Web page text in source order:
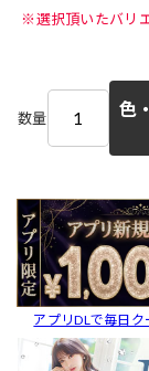
※選択頂いたバリ
数量
色
アプリDLで毎日ク